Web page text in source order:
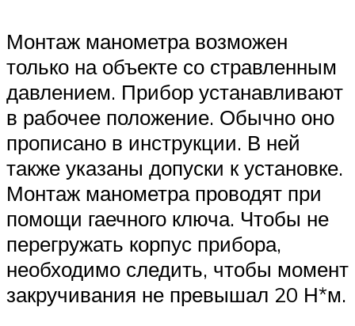
Монтаж манометра возможен
только на объекте со стравленным
давлением. Прибор устанавливают
в рабочее положение. Обычно оно
прописано в инструкции. В ней
также указаны допуски к установке.
Монтаж манометра проводят при
помощи гаечного ключа. Чтобы не
перегружать корпус прибора,
необходимо следить, чтобы момент
закручивания не превышал 20 Н*м.